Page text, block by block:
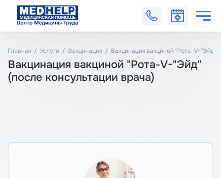
Главная Услуги Вакцинация Вакцинация вакциной "Рота-V-"Эйд"
Вакцинация вакциной "Рота-V-"Эйд"
(после консультации врача)